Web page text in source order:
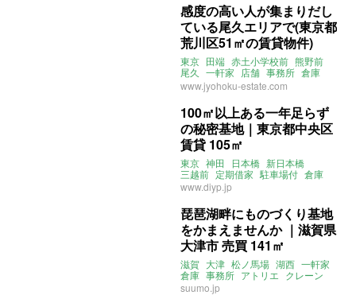
感度の高い人が集まりだし
ている尾久エリアで(東京都
荒川区51㎡の賃貸物件)
東京 田端 赤土小学校前 熊野前
尾久
一軒家 店舗 事務所 倉庫
ギャラリー
www.jyohoku-estate.com
100㎡以上ある一年足らず
の秘密基地｜東京都中央区
賃貸 105㎡
東京 神田 日本橋 新日本橋
三越前 定期借家 駐車場付 倉庫
CETエリア
www.diyp.jp
琵琶湖畔にものづくり基地
をかまえませんか ｜滋賀県
大津市 売買 141㎡
滋賀 大津 松ノ馬場 湖西 一軒家
倉庫 事務所 アトリエ クレーン
suumo.jp